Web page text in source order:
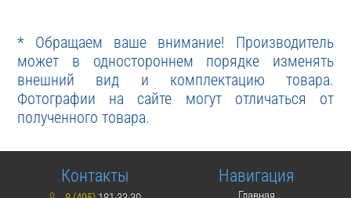
* Обращаем ваше внимание! Производитель
может в одностороннем порядке изменять
внешний вид и комплектацию товара.
Фотографии на сайте могут отличаться от
полученного товара.
Контакты Навигация